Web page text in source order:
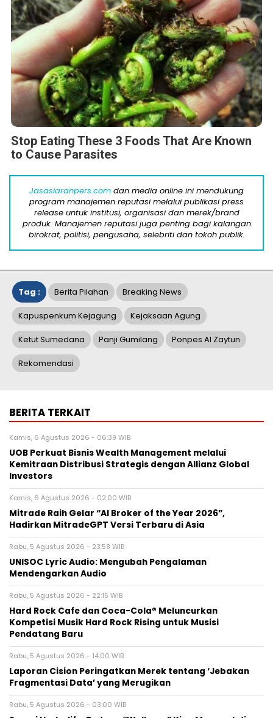
Stop Eating These 3 Foods That Are Known
to Cause Parasites
Jasasiaranpers.com dan media online ini mendukung
program manajemen reputasi melalui publikasi press
release untuk institusi, organisasi dan merek/brand
produk. Manajemen reputasi juga penting bagi kalangan
birokrat, politisi, pengusaha, selebriti dan tokoh publik.
Tag : Berita Pilahan Breaking News
Kapuspenkum Kejagung Kejaksaan Agung
Ketut Sumedana Panji Gumilang Ponpes Al Zaytun
Rekomendasi
BERITA TERKAIT
Kamis, 6 Agustus 2026 - 06:39 WIB
UOB Perkuat Bisnis Wealth Management melalui
Kemitraan Distribusi Strategis dengan Allianz Global
Investors
Kamis, 6 Agustus 2026 - 02:00 WIB
Mitrade Raih Gelar “AI Broker of the Year 2026”,
Hadirkan MitradeGPT Versi Terbaru di Asia
Rabu, 5 Agustus 2026 - 23:58 WIB
UNISOC Lyric Audio: Mengubah Pengalaman
Mendengarkan Audio
Rabu, 5 Agustus 2026 - 22:15 WIB
Hard Rock Cafe dan Coca-Cola® Meluncurkan
Kompetisi Musik Hard Rock Rising untuk Musisi
Pendatang Baru
Rabu, 5 Agustus 2026 - 14:00 WIB
Laporan Cision Peringatkan Merek tentang ‘Jebakan
Fragmentasi Data’ yang Merugikan
Rabu, 5 Agustus 2026 - 03:00 WIB